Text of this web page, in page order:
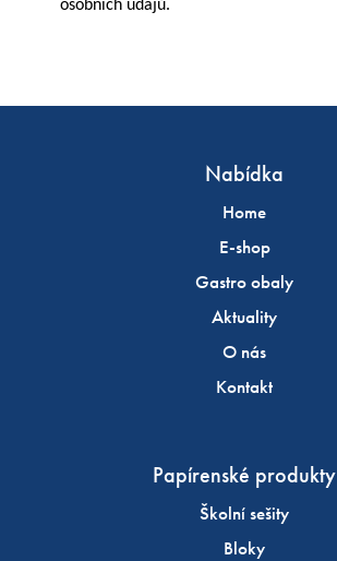
osobních údajů.
Nabídka
Home
E-shop
Gastro obaly
Aktuality
O nás
Kontakt
Papírenské produkty
Školní sešity
Bloky